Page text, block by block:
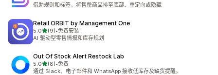
借助规则和标签，将售罄商品排至底部、重定向或隐藏
Retail ORBIT by Management One
5.0星（满分 5 星）
(9)
总共 9 条评论
•免费安装
AI 驱动型零售情报和库存规划
Out Of Stock Alert Restock Lab
5.0星（满分 5 星）
(8)
总共 8 条评论
•免费
通过 Slack、电子邮件和 WhatsApp 接收低库存及缺货提醒。